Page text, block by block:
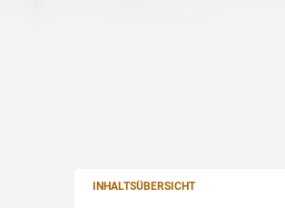
INHALTSÜBERSICHT